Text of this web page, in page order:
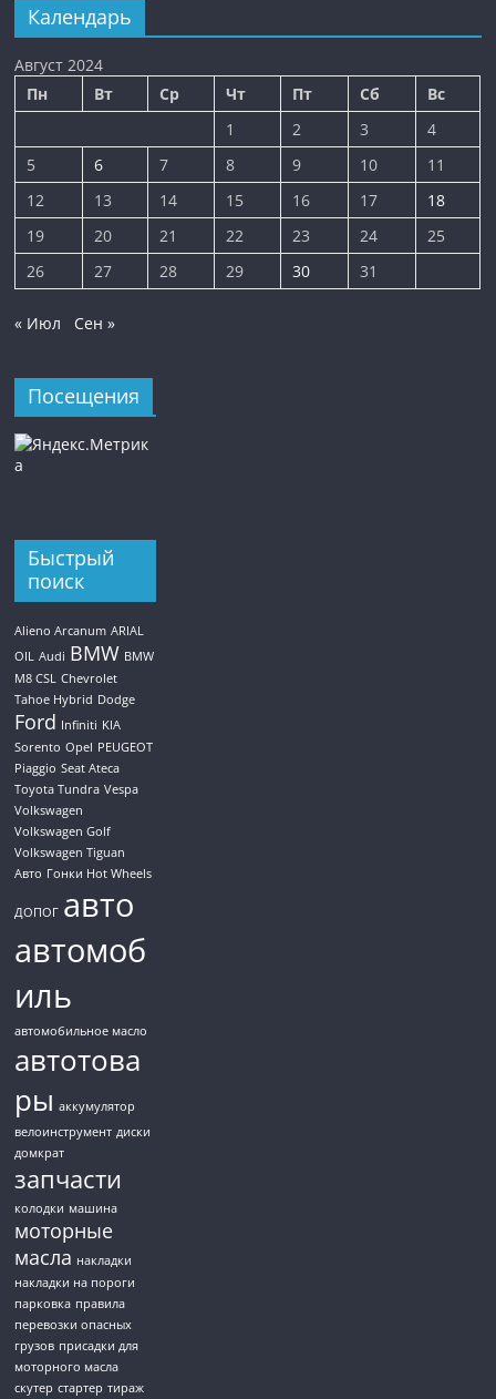
Календарь
Август 2024
Пн
Вт Ср Чт Пт Сб
Вс
1
2 3
4
5
6 7 8 9 10
11
12
13 14 15 16 17
18
19
20 21 22 23 24
25
26
27 28 29 30 31
« Июл Сен »
Посещения
Быстрый
поиск
Alieno Arcanum ARIAL
OIL Audi BMW BMW
M8 CSL Chevrolet
Tahoe Hybrid Dodge
Ford Infiniti KIA
Sorento Opel PEUGEOT
Piaggio Seat Ateca
Toyota Tundra Vespa
Volkswagen
Volkswagen Golf
Volkswagen Tiguan
Авто Гонки Hot Wheels
ДОПОГ авто
автомоб
иль
автомобильное масло
автотова
ры аккумулятор
велоинструмент диски
домкрат
запчасти
колодки машина
моторные
масла накладки
накладки на пороги
парковка правила
перевозки опасных
грузов присадки для
моторного масла
скутер стартер тираж